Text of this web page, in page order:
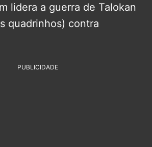
lidera a guerra de Talokan
quadrinhos) contra
PUBLICIDADE